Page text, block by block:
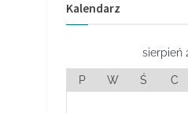
Kalendarz
sierpień
P W Ś C